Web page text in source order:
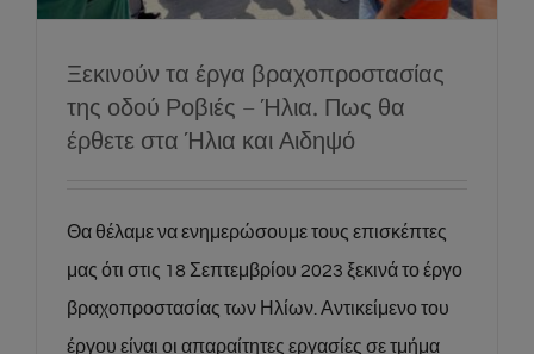
Ξεκινούν τα έργα βραχοπροστασίας
της οδού Ροβιές – Ήλια. Πως θα
έρθετε στα Ήλια και Αιδηψό
Θα θέλαμε να ενημερώσουμε τους επισκέπτες
μας ότι στις 18 Σεπτεμβρίου 2023 ξεκινά το έργο
βραχοπροστασίας των Ηλίων. Αντικείμενο του
έργου είναι οι απαραίτητες εργασίες σε τμήμα